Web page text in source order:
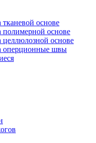
основе
полимерной основе
основе
оперционные швы